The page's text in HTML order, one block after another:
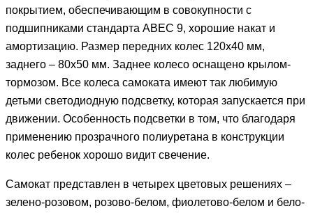
покрытием, обеспечивающим в совокупности с
подшипниками стандарта ABEC 9, хорошие накат и
амортизацию. Размер передних колес 120х40 мм,
заднего – 80х50 мм. Заднее колесо оснащено крылом-
тормозом. Все колеса самоката имеют так любимую
детьми светодиодную подсветку, которая запускается при
движении. Особенность подсветки в том, что благодаря
применению прозрачного полиуретана в конструкции
колес ребенок хорошо видит свечение.
Самокат представлен в четырех цветовых решениях –
зелено-розовом, розово-белом, фиолетово-белом и бело-